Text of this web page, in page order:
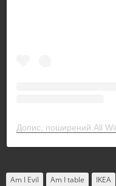
Am I Evil Am I table IKEA